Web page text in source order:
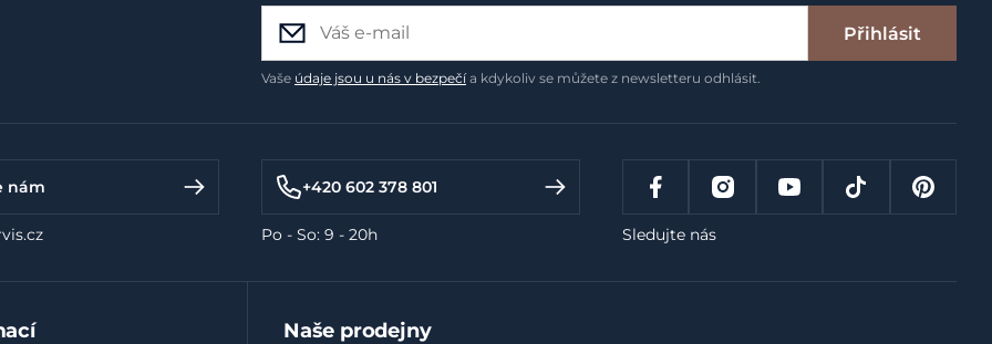
Přihlásit
Vaše údaje jsou u nás v bezpečía kdykoliv se můžete z newsletteru odhlásit.
nám +420 602 378 801
Po - So: 9 - 20h Sledujte nás
Naše prodejny